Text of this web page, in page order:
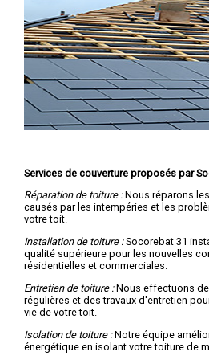
Services de couverture proposés par
Réparation de toiture :Nous réparons
causés par les intempéries et les
votre toit.
Installation de toiture :Socorebat 31
qualité supérieure pour les nouvelles
résidentielles et commerciales.
Entretien de toiture :Nous effectuons
régulières et des travaux d'entretien
vie de votre toit.
Isolation de toiture :Notre équipe
énergétique en isolant votre toiture de